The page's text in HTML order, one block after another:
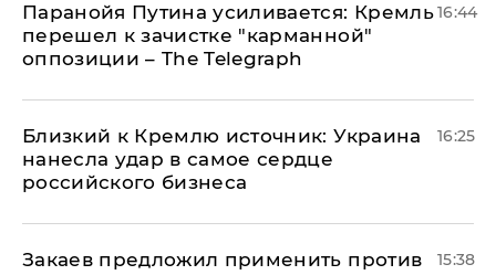
Паранойя Путина усиливается: Кремль
перешел к зачистке "карманной"
оппозиции – The Telegraph
16:44
Близкий к Кремлю источник: Украина
нанесла удар в самое сердце
российского бизнеса
16:25
Закаев предложил применить против
15:38